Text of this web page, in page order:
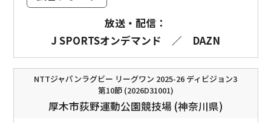
放送・配信：
J SPORTSオンデマンド
／ DAZN
NTTジャパンラグビー リーグワン 2025-26 ディビジョン3
第10節 (2026D31001)
厚木市荻野運動公園競技場 (神奈川県)